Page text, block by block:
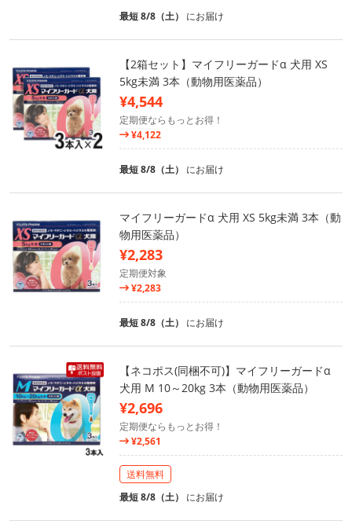
最短 8/8（土） にお届け
【2箱セット】マイフリーガードα 犬用 XS
5kg未満 3本（動物用医薬品）
¥4,544
定期便ならもっとお得！
¥4,122
最短 8/8（土） にお届け
マイフリーガードα 犬用 XS 5kg未満 3本（動
物用医薬品）
¥2,283
定期便対象
¥2,283
最短 8/8（土） にお届け
【ネコポス(同梱不可)】マイフリーガードα
犬用 M 10～20kg 3本（動物用医薬品）
¥2,696
定期便ならもっとお得！
¥2,561
送料無料
最短 8/8（土） にお届け